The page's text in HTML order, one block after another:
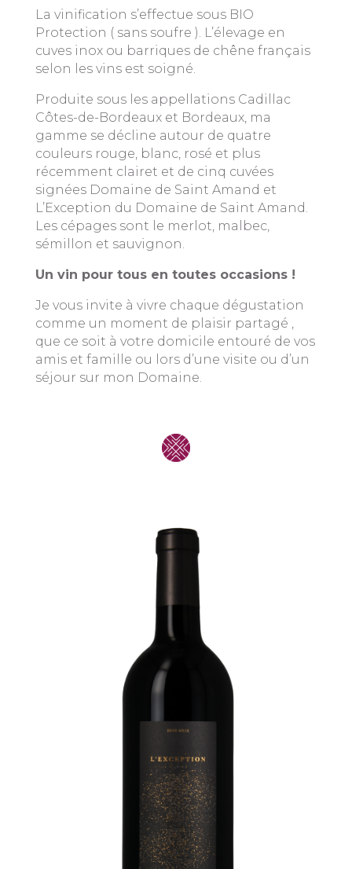
La vinification s’effectue sous BIO
Protection ( sans soufre ). L’élevage en
cuves inox ou barriques de chêne français
selon les vins est soigné.
Produite sous les appellations Cadillac
Côtes-de-Bordeaux et Bordeaux, ma
gamme se décline autour de quatre
couleurs rouge, blanc, rosé et plus
récemment clairet et de cinq cuvées
signées Domaine de Saint Amand et
L’Exception du Domaine de Saint Amand.
Les cépages sont le merlot, malbec,
sémillon et sauvignon.
Un vin pour tous en toutes occasions !
Je vous invite à vivre chaque dégustation
comme un moment de plaisir partagé ,
que ce soit à votre domicile entouré de vos
amis et famille ou lors d’une visite ou d’un
séjour sur mon Domaine.